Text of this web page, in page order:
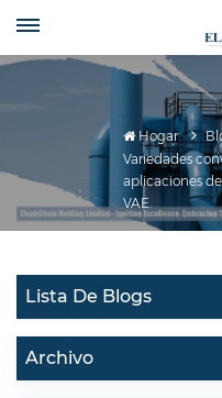
Hogar
Variedades
aplicaciones
VAE.
Lista De Blogs
Archivo